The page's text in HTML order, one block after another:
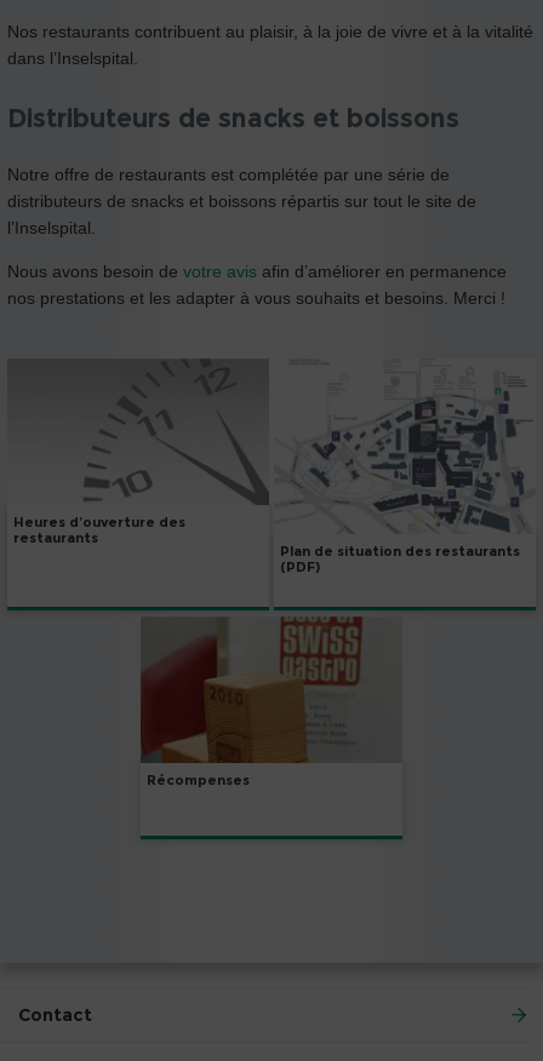
Nos restaurants contribuent au plaisir, à la joie de vivre et à la vitalité
dans l’Inselspital.
Distributeurs de snacks et boissons
Notre offre de restaurants est complétée par une série de
distributeurs de snacks et boissons répartis sur tout le site de
l’Inselspital.
Nous avons besoin de votre avis afin d’améliorer en permanence
nos prestations et les adapter à vous souhaits et besoins. Merci !
Heures d’ouverture des
restaurants
Plan de situation des restaurants
(PDF)
Récompenses
Contact